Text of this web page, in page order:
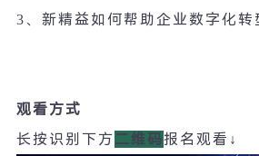
3、新精益如何帮助企业数字化转
观看方式
长按识别下方二维码报名观看 ↓